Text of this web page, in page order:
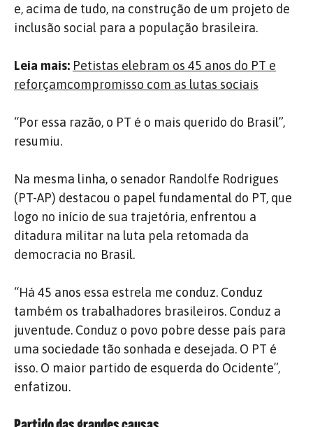
e, acima de tudo, na construção de um projeto de
inclusão social para a população brasileira.
Leia mais: Petistas elebram os 45 anos do PT e
reforçamcompromisso com as lutas sociais
“Por essa razão, o PT é o mais querido do Brasil”,
resumiu.
Na mesma linha, o senador Randolfe Rodrigues
(PT-AP) destacou o papel fundamental do PT, que
logo no início de sua trajetória, enfrentou a
ditadura militar na luta pela retomada da
democracia no Brasil.
“Há 45 anos essa estrela me conduz. Conduz
também os trabalhadores brasileiros. Conduz a
juventude. Conduz o povo pobre desse país para
uma sociedade tão sonhada e desejada. O PT é
isso. O maior partido de esquerda do Ocidente”,
enfatizou.